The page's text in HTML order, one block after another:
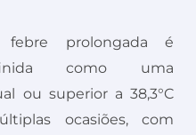
prolongada é
como uma
ou superior a 38,3°C
ocasiões, com